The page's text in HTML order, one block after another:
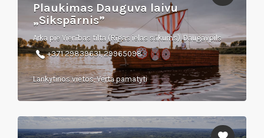
Plaukimas Dauguva laivu
„Sikspārnis”
Arka pie Vienības tilta (Rīgas ielas sākums), Daugavpils
+371 29839631, 29965098
Lankytinos vietos, Verta pamatyti